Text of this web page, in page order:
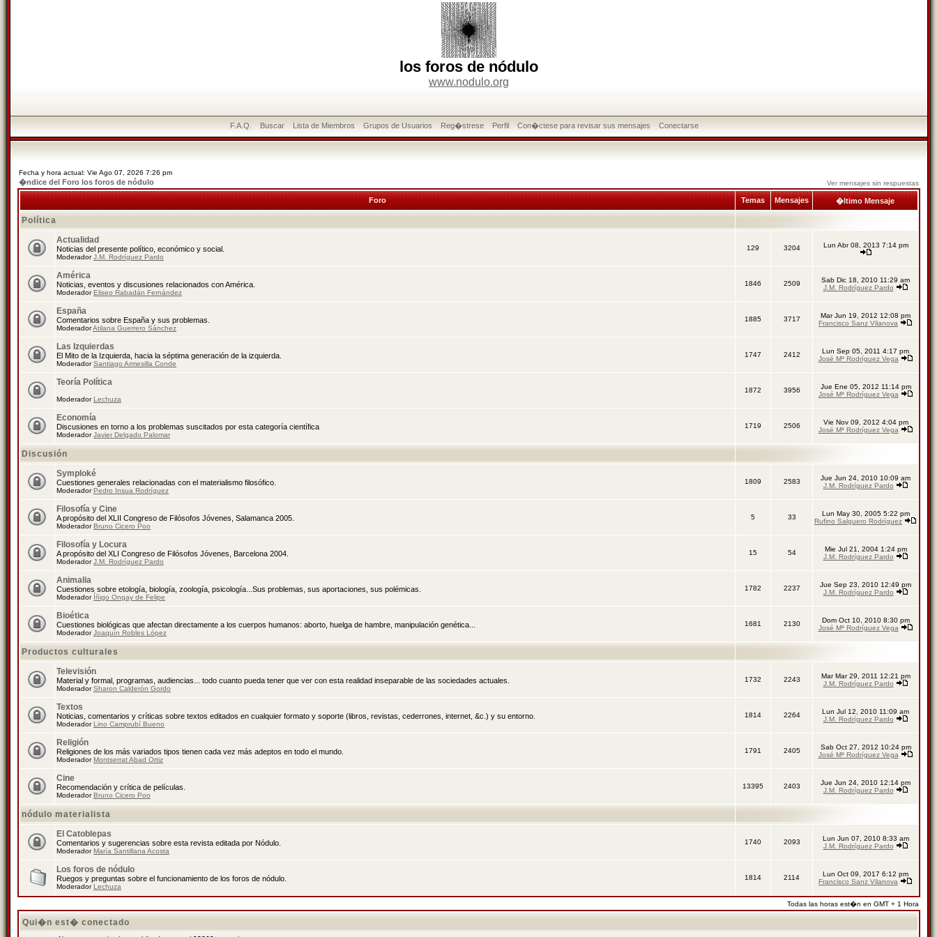
los foros de nódulo
www.nodulo.org
F.A.Q. Buscar Lista de Miembros Grupos de Usuarios Reg�strese Perfil Con�ctese para revisar sus mensajes Conectarse
Fecha y hora actual: Vie Ago 07, 2026 7:26 pm
�ndice del Foro los foros de nódulo Ver mensajes sin respuestas
Foro Temas Mensajes �ltimo Mensaje
Política
Actualidad
Noticias del presente político, económico y social.
ModeradorJ.M. Rodríguez Pardo
129 3204 Lun Abr 08, 2013 7:14 pm
América
Noticias, eventos y discusiones relacionados con América.
ModeradorEliseo Rabadán Fernández
1846 2509
Sab Dic 18, 2010 11:29 am
J.M. Rodríguez Pardo
España
Comentarios sobre España y sus problemas.
ModeradorAtilana Guerrero Sánchez
1885 3717
Mar Jun 19, 2012 12:08 pm
Francisco Sanz Vilanova
Las Izquierdas
El Mito de la Izquierda, hacia la séptima generación de la izquierda.
ModeradorSantiago Armesilla Conde
1747 2412
Lun Sep 05, 2011 4:17 pm
José Mª Rodríguez Vega
Teoría Política
ModeradorLechuza
1872 3956
Jue Ene 05, 2012 11:14 pm
José Mª Rodríguez Vega
Economía
Discusiones en torno a los problemas suscitados por esta categoría científica
ModeradorJavier Delgado Palomar
1719 2506
Vie Nov 09, 2012 4:04 pm
José Mª Rodríguez Vega
Discusión
Symploké
Cuestiones generales relacionadas con el materialismo filosófico.
ModeradorPedro Insua Rodríguez
1809 2583
Jue Jun 24, 2010 10:09 am
J.M. Rodríguez Pardo
Filosofía y Cine
A propósito del XLII Congreso de Filósofos Jóvenes, Salamanca 2005.
ModeradorBruno Cicero Poo
5 33
Lun May 30, 2005 5:22 pm
Rufino Salguero Rodríguez
Filosofía y Locura
A propósito del XLI Congreso de Filósofos Jóvenes, Barcelona 2004.
ModeradorJ.M. Rodríguez Pardo
15 54
Mie Jul 21, 2004 1:24 pm
J.M. Rodríguez Pardo
Animalia
Cuestiones sobre etología, biología, zoología, psicología...Sus problemas, sus aportaciones, sus polémicas.
Moderador Íñigo Ongay de Felipe
1782 2237
Jue Sep 23, 2010 12:49 pm
J.M. Rodríguez Pardo
Bioética
Cuestiones biológicas que afectan directamente a los cuerpos humanos: aborto, huelga de hambre, manipulación genética...
ModeradorJoaquín Robles López
1681 2130
Dom Oct 10, 2010 8:30 pm
José Mª Rodríguez Vega
Productos culturales
Televisión
Material y formal, programas, audiencias... todo cuanto pueda tener que ver con esta realidad inseparable de las sociedades actuales.
ModeradorSharon Calderón Gordo
1732 2243
Mar Mar 29, 2011 12:21 pm
J.M. Rodríguez Pardo
Textos
Noticias, comentarios y críticas sobre textos editados en cualquier formato y soporte (libros, revistas, cederrones, internet, &c.) y su entorno.
ModeradorLino Camprubí Bueno
1814 2264
Lun Jul 12, 2010 11:09 am
J.M. Rodríguez Pardo
Religión
Religiones de los más variados tipos tienen cada vez más adeptos en todo el mundo.
ModeradorMontserrat Abad Ortiz
1791 2405
Sab Oct 27, 2012 10:24 pm
José Mª Rodríguez Vega
Cine
Recomendación y crítica de películas.
ModeradorBruno Cicero Poo
13395 2403
Jue Jun 24, 2010 12:14 pm
J.M. Rodríguez Pardo
nódulo materialista
El Catoblepas
Comentarios y sugerencias sobre esta revista editada por Nódulo.
ModeradorMaría Santillana Acosta
1740 2093
Lun Jun 07, 2010 8:33 am
J.M. Rodríguez Pardo
Los foros de nódulo
Ruegos y preguntas sobre el funcionamiento de los foros de nódulo.
ModeradorLechuza
1814 2114
Lun Oct 09, 2017 6:12 pm
Francisco Sanz Vilanova
Todas las horas est�n en GMT + 1 Hora
Qui�n est� conectado